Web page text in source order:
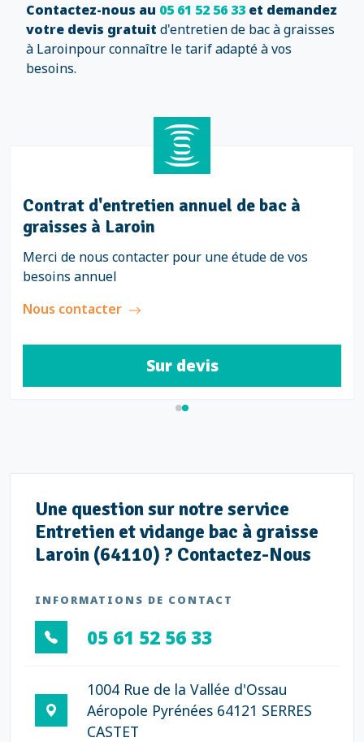
Contactez-nous au 05 61 52 56 33 et demandez
votre devis gratuit d'entretien de bac à graisses
à Laroinpour connaître le tarif adapté à vos
besoins.
Contrat d'entretien annuel de bac à
graisses à Laroin
Merci de nous contacter pour une étude de vos
besoins annuel
Nous contacter
Sur devis
Une question sur notre service
Entretien et vidange bac à graisse
Laroin (64110) ? Contactez-Nous
INFORMATIONS DE CONTACT
05 61 52 56 33
1004 Rue de la Vallée d'Ossau
Aéropole Pyrénées 64121 SERRES
CASTET